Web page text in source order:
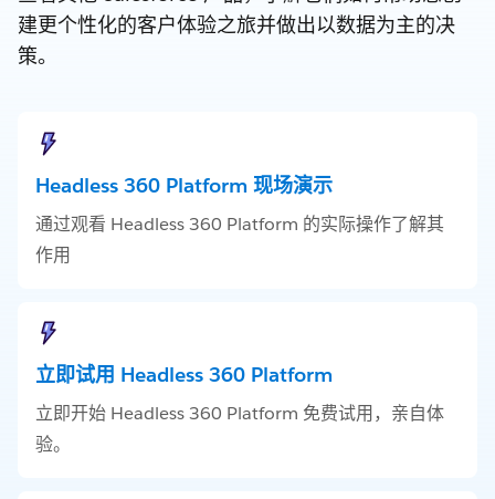
建更个性化的客户体验之旅并做出以数据为主的决
策。
Headless 360 Platform 现场演示
通过观看 Headless 360 Platform 的实际操作了解其
作用
立即试用 Headless 360 Platform
立即开始 Headless 360 Platform 免费试用，亲自体
验。